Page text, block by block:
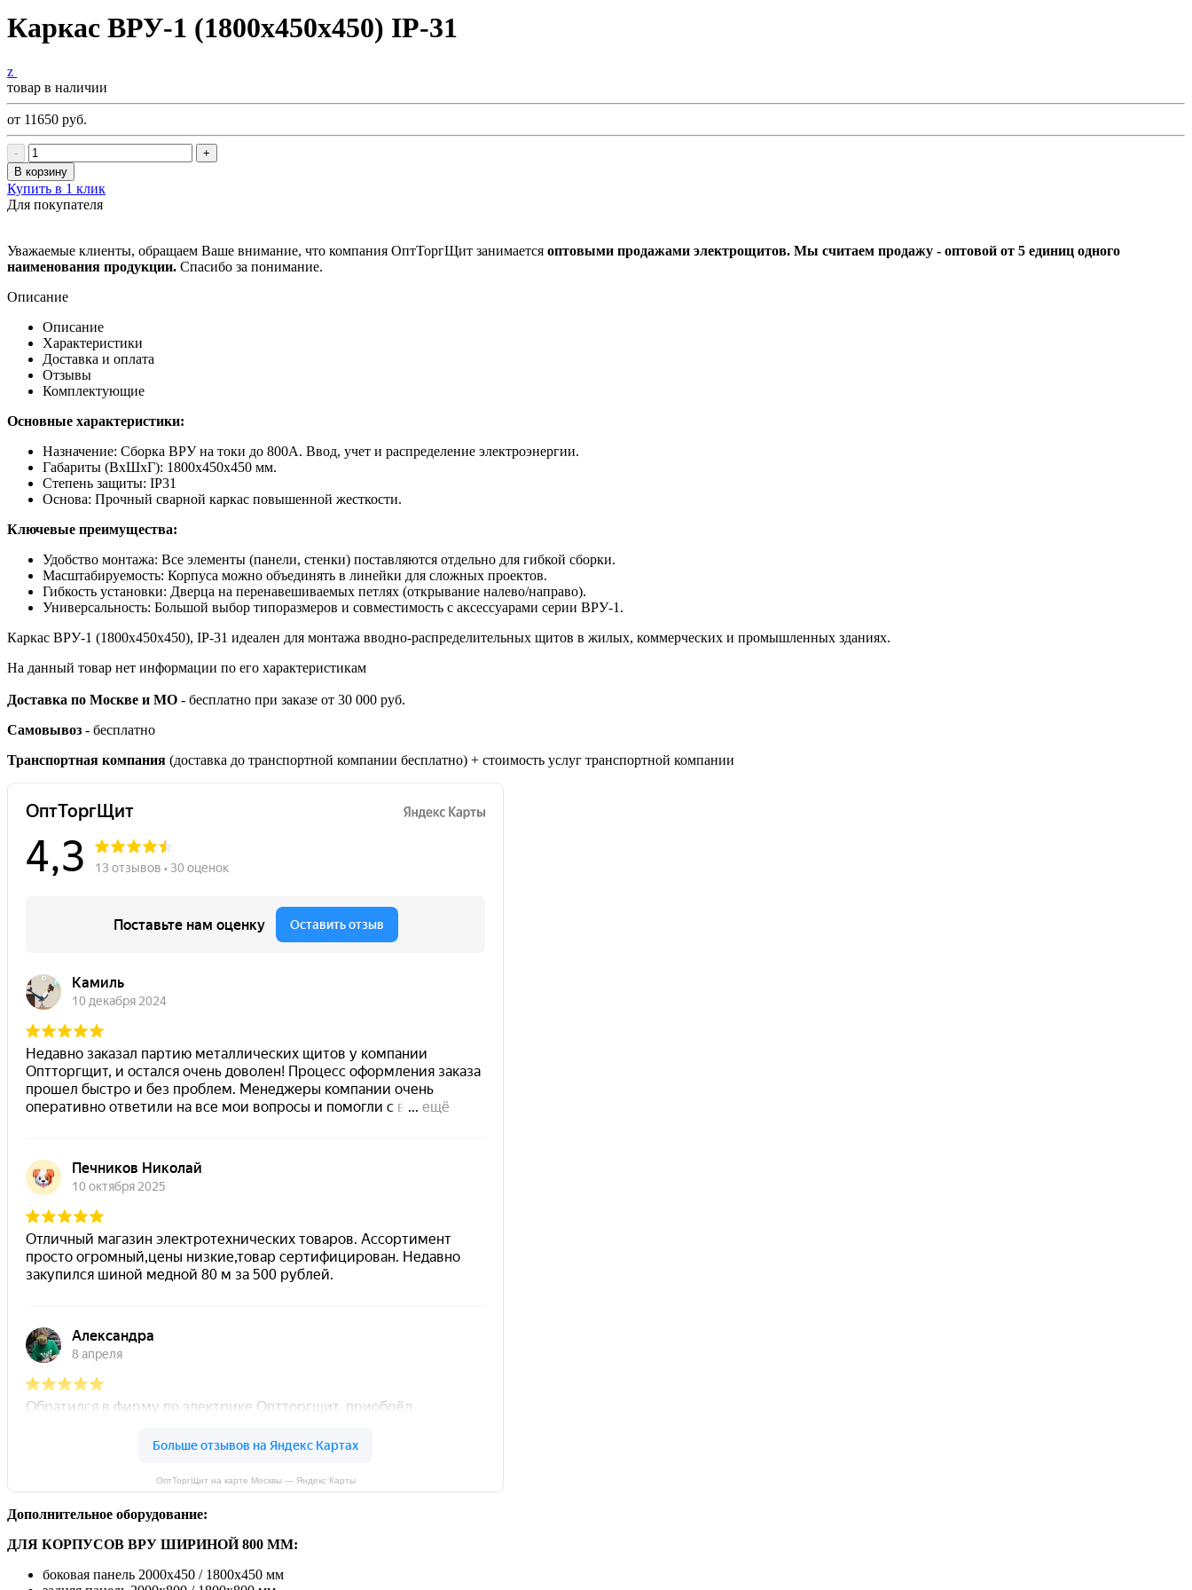
Каркас ВРУ-1 (1800х450х450) IP-31
z
товар в наличии
от 11650 руб.
-
+
В корзину
Купить в 1 клик
Для покупателя
Уважаемые клиенты, обращаем Ваше внимание, что компания ОптТоргЩит занимается оптовыми продажами электрощитов. Мы считаем продажу - оптовой от 5 единиц одного
наименования продукции. Спасибо за понимание.
Описание
Описание
Характеристики
Доставка и оплата
Отзывы
Комплектующие
Основные характеристики:
Назначение: Сборка ВРУ на токи до 800А. Ввод, учет и распределение электроэнергии.
Габариты (ВхШхГ): 1800х450х450 мм.
Степень защиты: IP31
Основа: Прочный сварной каркас повышенной жесткости.
Ключевые преимущества:
Удобство монтажа: Все элементы (панели, стенки) поставляются отдельно для гибкой сборки.
Масштабируемость: Корпуса можно объединять в линейки для сложных проектов.
Гибкость установки: Дверца на перенавешиваемых петлях (открывание налево/направо).
Универсальность: Большой выбор типоразмеров и совместимость с аксессуарами серии ВРУ-1.
Каркас ВРУ-1 (1800х450х450), IP-31 идеален для монтажа вводно-распределительных щитов в жилых, коммерческих и промышленных зданиях.
На данный товар нет информации по его характеристикам
Доставка по Москве и МО - бесплатно при заказе от 30 000 руб.
Самовывоз - бесплатно
Транспортная компания (доставка до транспортной компании бесплатно) + стоимость услуг транспортной компании
ОптТоргЩит на карте Москвы — Яндекс Карты
Дополнительное оборудование:
ДЛЯ КОРПУСОВ ВРУ ШИРИНОЙ 800 ММ:
боковая панель 2000х450 / 1800х450 мм